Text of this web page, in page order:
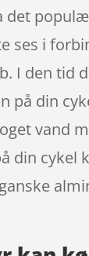
det
ses i
I den tid
på din
vand
din cykel